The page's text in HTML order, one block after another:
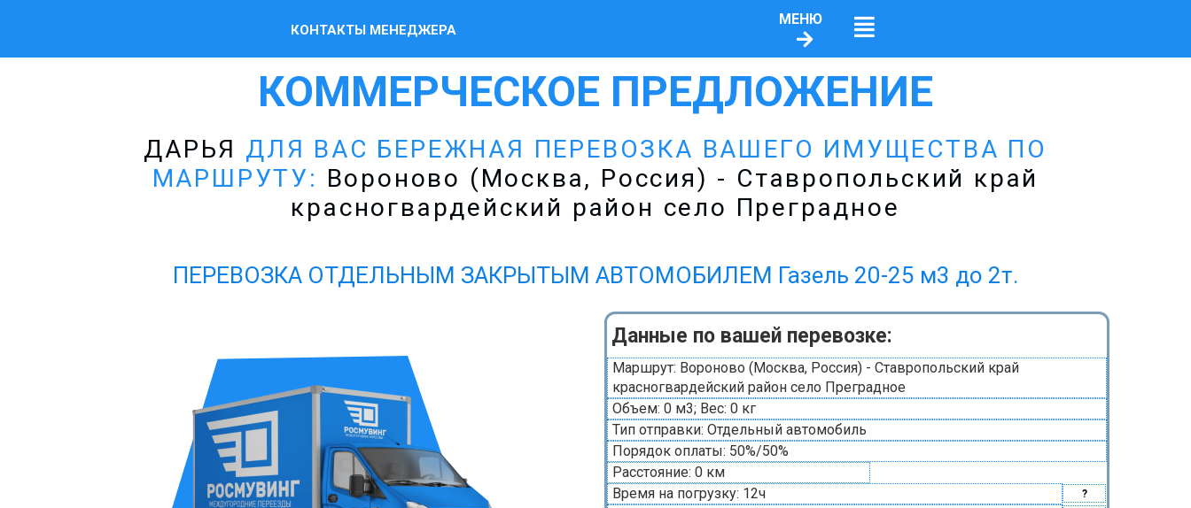
КОНТАКТЫ МЕНЕДЖЕРА
МЕНЮ
КОММЕРЧЕСКОЕ ПРЕДЛОЖЕНИЕ
ДАРЬЯ ДЛЯ ВАС БЕРЕЖНАЯ ПЕРЕВОЗКА ВАШЕГО ИМУЩЕСТВА ПО
МАРШРУТУ: Вороново (Москва, Россия) - Ставропольский край
красногвардейский район село Преградное
ПЕРЕВОЗКА ОТДЕЛЬНЫМ ЗАКРЫТЫМ АВТОМОБИЛЕМ Газель 20-25 м3 до 2т.
Данные по вашей перевозке:
Маршрут: Вороново (Москва, Россия) - Ставропольский край
красногвардейский район село Преградное
Объем: 0 м3; Вес: 0 кг
Тип отправки: Отдельный автомобиль
Порядок оплаты: 50%/50%
Расстояние: 0 км
Время на погрузку: 12ч
?